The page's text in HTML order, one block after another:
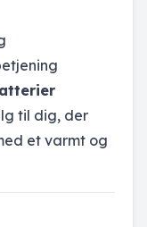
til dig, der
et varmt og